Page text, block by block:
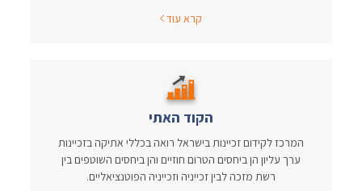
קרא עוד
הקוד האתי
המרכז לקידום זכיינות בישראל רואה בכללי אתיקה בזכיינות
ערך עליון הן ביחסים הטרום חוזיים והן ביחסים השוטפים בין
רשת מזכה לבין זכייניה וזכייניה הפוטנציאליים.